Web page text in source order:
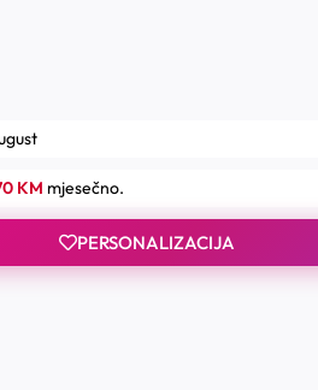
KM mjesečno.
PERSONALIZACIJA